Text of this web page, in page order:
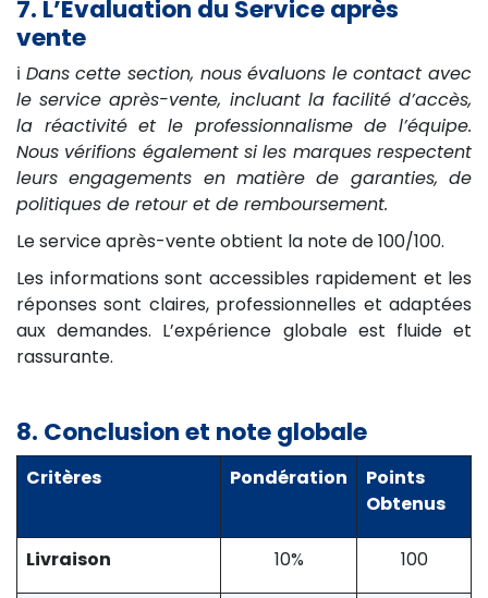
7. L’Evaluation du Service après
vente
ℹ️ Dans cette section, nous évaluons le contact avec
le service après-vente, incluant la facilité d’accès,
la réactivité et le professionnalisme de l’équipe.
Nous vérifions également si les marques respectent
leurs engagements en matière de garanties, de
politiques de retour et de remboursement.
Le service après-vente obtient la note de 100/100.
Les informations sont accessibles rapidement et les
réponses sont claires, professionnelles et adaptées
aux demandes. L’expérience globale est fluide et
rassurante.
8. Conclusion et note globale
Critères Pondération
Points
Obtenus
Livraison 10% 100